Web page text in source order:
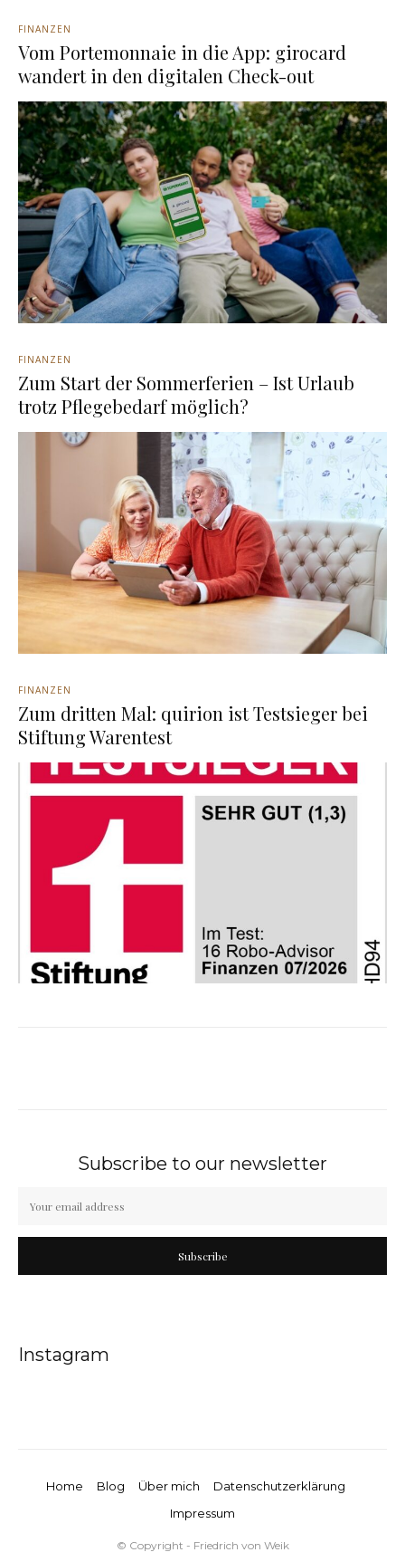
FINANZEN
Vom Portemonnaie in die App: girocard
wandert in den digitalen Check-out
FINANZEN
Zum Start der Sommerferien – Ist Urlaub
trotz Pflegebedarf möglich?
FINANZEN
Zum dritten Mal: quirion ist Testsieger bei
Stiftung Warentest
Subscribe to our newsletter
Subscribe
Instagram
Home Blog Über mich
Datenschutzerklärung
Impressum
© Copyright - Friedrich von Weik